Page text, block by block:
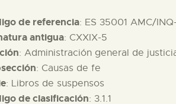
de referencia: ES 35001 AMC/
antigua: CXXIX-5
: Administración general de
: Causas de fe
: Libros de suspensos
de clasificación: 3.1.1